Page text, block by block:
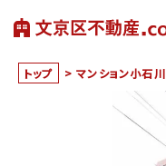
トップ > マンション小石川